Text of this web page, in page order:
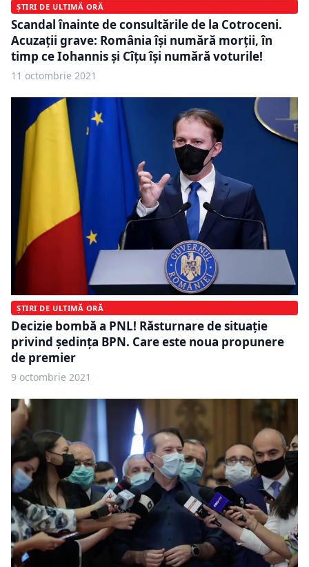
ȘTIRI DE ULTIMĂ ORĂ
Scandal înainte de consultările de la Cotroceni.
Acuzații grave: România își numără morții, în
timp ce Iohannis și Cîțu își numără voturile!
11 octombrie 2021
ȘTIRI DE ULTIMĂ ORĂ
Decizie bombă a PNL! Răsturnare de situație
privind ședința BPN. Care este noua propunere
de premier
9 octombrie 2021